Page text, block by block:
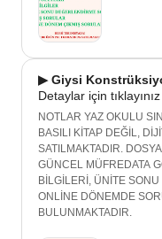
▶ Giysi
Detaylar için tıklayınız
NOTLAR YAZ OKULU
BASILI KİTAP DEĞİL,
SATILMAKTADIR.
GÜNCEL MÜFREDATA
BİLGİLERİ, ÜNİTE
ONLİNE DÖNEMDE
BULUNMAKTADIR.